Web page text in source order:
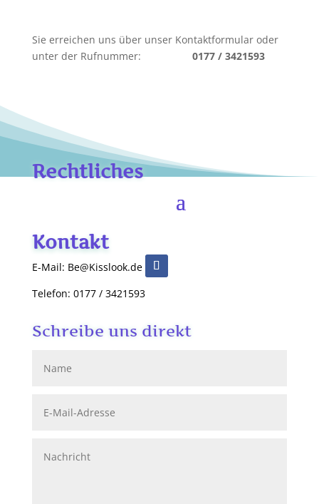
Sie erreichen uns über unser Kontaktformular oder
unter der Rufnummer: 0177 / 3421593
Rechtliches
Kontakt
E-Mail: Be@Kisslook.de
Telefon: 0177 / 3421593
Schreibe uns direkt